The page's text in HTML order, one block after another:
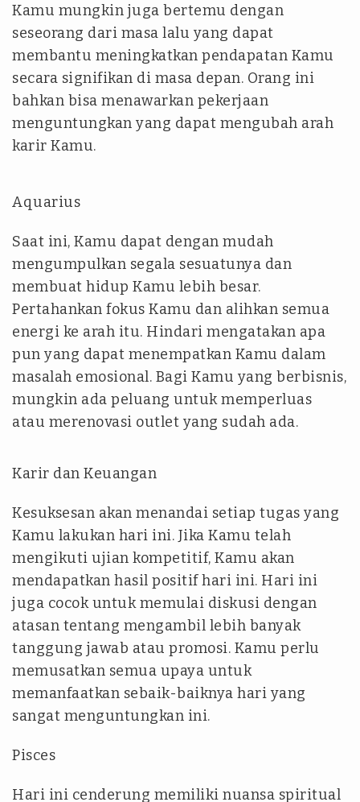
Kamu mungkin juga bertemu dengan
seseorang dari masa lalu yang dapat
membantu meningkatkan pendapatan Kamu
secara signifikan di masa depan. Orang ini
bahkan bisa menawarkan pekerjaan
menguntungkan yang dapat mengubah arah
karir Kamu.
Aquarius
Saat ini, Kamu dapat dengan mudah
mengumpulkan segala sesuatunya dan
membuat hidup Kamu lebih besar.
Pertahankan fokus Kamu dan alihkan semua
energi ke arah itu. Hindari mengatakan apa
pun yang dapat menempatkan Kamu dalam
masalah emosional. Bagi Kamu yang berbisnis,
mungkin ada peluang untuk memperluas
atau merenovasi outlet yang sudah ada.
Karir dan Keuangan
Kesuksesan akan menandai setiap tugas yang
Kamu lakukan hari ini. Jika Kamu telah
mengikuti ujian kompetitif, Kamu akan
mendapatkan hasil positif hari ini. Hari ini
juga cocok untuk memulai diskusi dengan
atasan tentang mengambil lebih banyak
tanggung jawab atau promosi. Kamu perlu
memusatkan semua upaya untuk
memanfaatkan sebaik-baiknya hari yang
sangat menguntungkan ini.
Pisces
Hari ini cenderung memiliki nuansa spiritual